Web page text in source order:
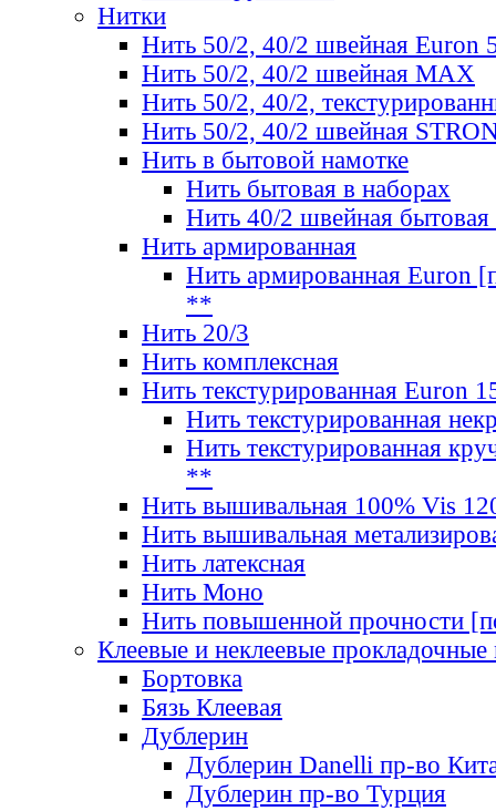
Нитки
Нить 50/2, 40/2 швейная Euron
Нить 50/2, 40/2 швейная МАХ
Нить 50/2, 40/2,
Нить 50/2, 40/2 швейная
Нить в бытовой намотке
Нить бытовая в наборах
Нить 40/2 швейная бытовая
Нить армированная
Нить армированная Euron
**
Нить 20/3
Нить комплексная
Нить текстурированная Euron
Нить текстурированная
Нить текстурированная
**
Нить вышивальная 100% Vis
Нить вышивальная
Нить латексная
Нить Моно
Нить повышенной прочности
Клеевые и неклеевые прокладочные
Бортовка
Бязь Клеевая
Дублерин
Дублерин Danelli пр-во
Дублерин пр-во Турция